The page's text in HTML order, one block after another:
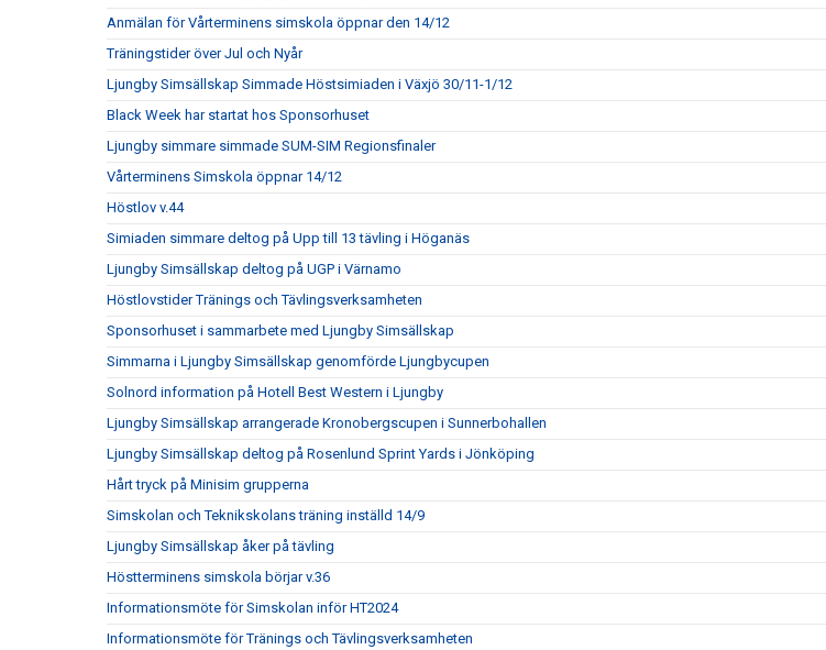
Anmälan för Vårterminens simskola öppnar den 14/12
Träningstider över Jul och Nyår
Ljungby Simsällskap Simmade Höstsimiaden i Växjö 30/11-1/12
Black Week har startat hos Sponsorhuset
Ljungby simmare simmade SUM-SIM Regionsfinaler
Vårterminens Simskola öppnar 14/12
Höstlov v.44
Simiaden simmare deltog på Upp till 13 tävling i Höganäs
Ljungby Simsällskap deltog på UGP i Värnamo
Höstlovstider Tränings och Tävlingsverksamheten
Sponsorhuset i sammarbete med Ljungby Simsällskap
Simmarna i Ljungby Simsällskap genomförde Ljungbycupen
Solnord information på Hotell Best Western i Ljungby
Ljungby Simsällskap arrangerade Kronobergscupen i Sunnerbohallen
Ljungby Simsällskap deltog på Rosenlund Sprint Yards i Jönköping
Hårt tryck på Minisim grupperna
Simskolan och Teknikskolans träning inställd 14/9
Ljungby Simsällskap åker på tävling
Höstterminens simskola börjar v.36
Informationsmöte för Simskolan inför HT2024
Informationsmöte för Tränings och Tävlingsverksamheten